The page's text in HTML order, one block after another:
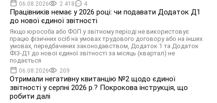
06.08.2026 2 418 4
Працівників немає у 2026 році: чи подавати Додаток Д1
до нової єдиної звітності
Якщо юрособа або ФОП у звітному періоді не використовує
працю фізичних осіб на умовах трудового договору або на інших
умовах, передбачених законодавством, Додаток 1 та Додаток
ФІЗ-Д1 до нової єдиної звітності за місяць (квартал) не
подається
06.08.2026 209
Отримали негативну квитанцію №2 щодо єдиної
звітності у серпні 2026 р.? Покрокова інструкція, що
робити далі